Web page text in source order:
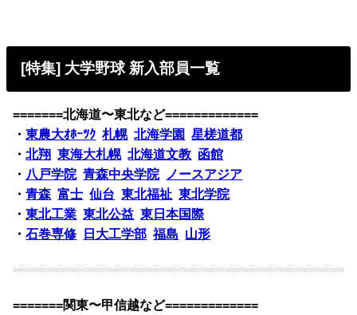
[特集] 大学野球 新入部員一覧
=======北海道〜東北など=============
・東農大ｵﾎｰﾂｸ 札幌 北海学園
星槎道都
・北翔 東海大札幌 北海道文教 函館
・ 八戸学院 青森中央学院
ノースアジア
・青森 富士 仙台 東北福祉 東北学院
・東北工業 東北公益 東日本国際
・石巻専修 日大工学部 福島 山形
=======関東〜甲信越など=============